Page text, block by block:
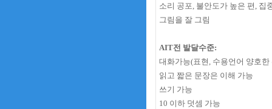
소리 공포, 불안도가 높은 편, 집
그림을 잘 그림
AIT전 발달수준:
대화가능(표현, 수용언어 양호한
읽고 짧은 문장은 이해 가능
쓰기 가능
10 이하 덧셈 가능